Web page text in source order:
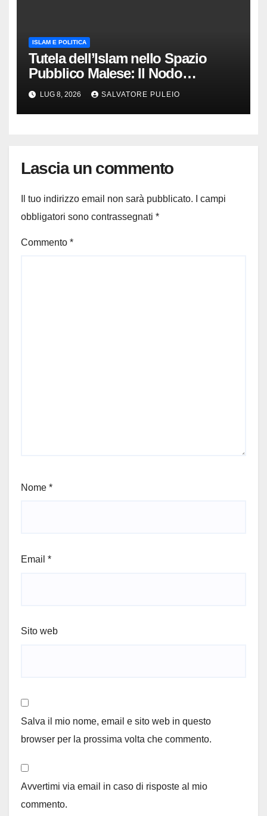
ISLAM E POLITICA
Tutela dell’Islam nello Spazio
Pubblico Malese: Il Nodo
Democratico
LUG 8, 2026 SALVATORE PULEIO
Lascia un commento
Il tuo indirizzo email non sarà pubblicato.
I campi
obbligatori sono contrassegnati *
Commento *
Nome *
Email *
Sito web
Salva il mio nome, email e sito web in questo
browser per la prossima volta che commento.
Avvertimi via email in caso di risposte al mio
commento.